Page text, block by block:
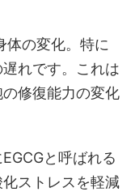
体の変化。特に
れです。これは
修復能力の変化
と呼ばれる
ストレスを軽減